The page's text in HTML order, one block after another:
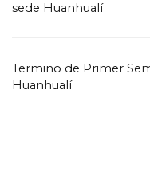
sede Huanhualí
Termino de Primer
Huanhualí